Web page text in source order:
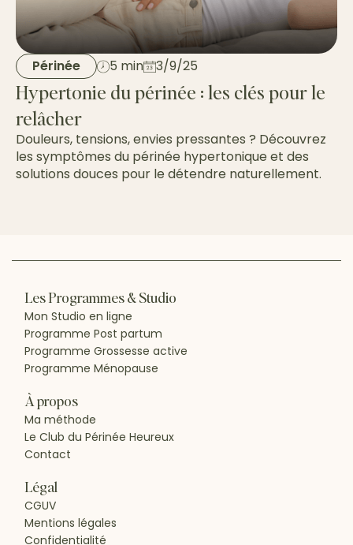
Périnée 5 min 3/9/25
Hypertonie du périnée : les clés pour le
relâcher
Douleurs, tensions, envies pressantes ? Découvrez
les symptômes du périnée hypertonique et des
solutions douces pour le détendre naturellement.
Les Programmes & Studio
Mon Studio en ligne
Programme Post partum
Programme Grossesse active
Programme Ménopause
À propos
Ma méthode
Le Club du Périnée Heureux
Contact
Légal
CGUV
Mentions légales
Confidentialité